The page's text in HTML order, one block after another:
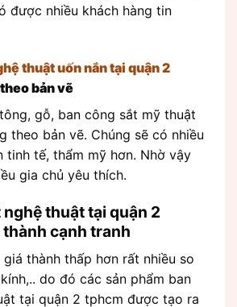
được nhiều khách hàng tin
thuật uốn nắn tại quận 2
bản vẽ
gỗ, ban công sắt mỹ thuật
theo bản vẽ. Chúng sẽ có nhiều
tinh tế, thẩm mỹ hơn. Nhờ vậy
gia chủ yêu thích.
thuật tại quận 2
cạnh tranh
thành thấp hơn rất nhiều so
do đó các sản phẩm ban
tại quận 2 tphcm được tạo ra